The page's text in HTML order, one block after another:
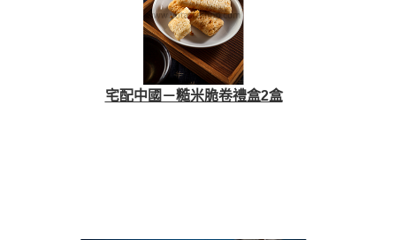
宅配中國－糙米脆卷禮盒2盒